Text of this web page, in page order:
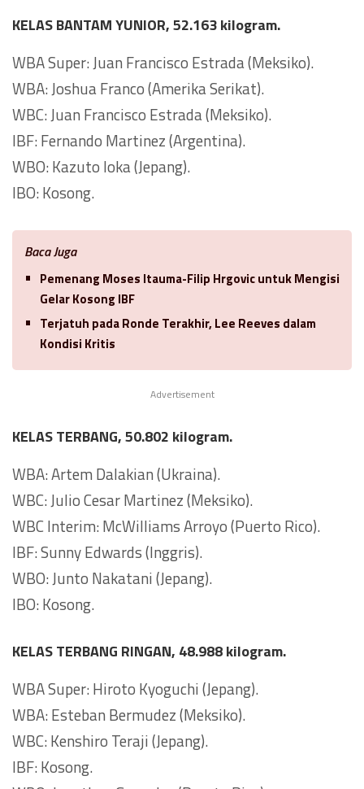
KELAS BANTAM YUNIOR, 52.163 kilogram.
WBA Super: Juan Francisco Estrada (Meksiko).
WBA: Joshua Franco (Amerika Serikat).
WBC: Juan Francisco Estrada (Meksiko).
IBF: Fernando Martinez (Argentina).
WBO: Kazuto Ioka (Jepang).
IBO: Kosong.
Baca Juga
Pemenang Moses Itauma-Filip Hrgovic untuk Mengisi
Gelar Kosong IBF
Terjatuh pada Ronde Terakhir, Lee Reeves dalam
Kondisi Kritis
Advertisement
KELAS TERBANG, 50.802 kilogram.
WBA: Artem Dalakian (Ukraina).
WBC: Julio Cesar Martinez (Meksiko).
WBC Interim: McWilliams Arroyo (Puerto Rico).
IBF: Sunny Edwards (Inggris).
WBO: Junto Nakatani (Jepang).
IBO: Kosong.
KELAS TERBANG RINGAN, 48.988 kilogram.
WBA Super: Hiroto Kyoguchi (Jepang).
WBA: Esteban Bermudez (Meksiko).
WBC: Kenshiro Teraji (Jepang).
IBF: Kosong.